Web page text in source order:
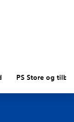
PS Store og